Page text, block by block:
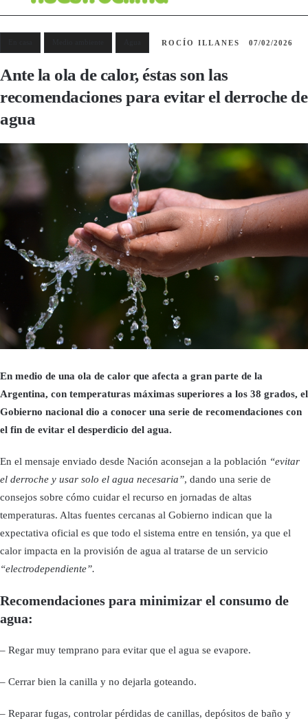
ROCÍO ILLANES 07/02/2026
Ante la ola de calor, éstas son las
recomendaciones para evitar el derroche de
agua
En medio de una ola de calor que afecta a gran parte de la
Argentina, con temperaturas máximas superiores a los 38 grados, el
Gobierno nacional dio a conocer una serie de recomendaciones con
el fin de evitar el desperdicio del agua.
En el mensaje enviado desde Nación aconsejan a la población “evitar
el derroche y usar solo el agua necesaria”, dando una serie de
consejos sobre cómo cuidar el recurso en jornadas de altas
temperaturas. Altas fuentes cercanas al Gobierno indican que la
expectativa oficial es que todo el sistema entre en tensión, ya que el
calor impacta en la provisión de agua al tratarse de un servicio
“electrodependiente”.
Recomendaciones para minimizar el consumo de
agua:
– Regar muy temprano para evitar que el agua se evapore.
– Cerrar bien la canilla y no dejarla goteando.
– Reparar fugas, controlar pérdidas de canillas, depósitos de baño y